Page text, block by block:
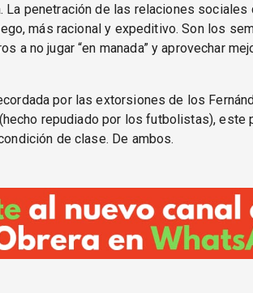
La penetración de las relaciones
más racional y expeditivo. Son los
a no jugar “en manada” y aprovechar
por las extorsiones de los
repudiado por los futbolistas), este
de clase. De ambos.